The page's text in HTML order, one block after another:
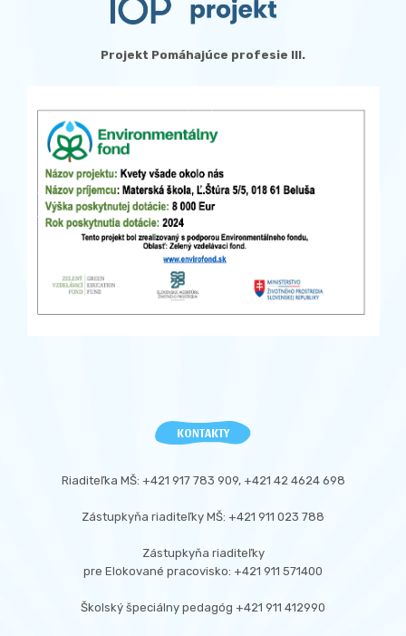
Projekt Pomáhajúce profesie III.
KONTAKTY
Riaditeľka MŠ: +421 917 783 909, +421 42 4624 698
Zástupkyňa riaditeľky MŠ: +421 911 023 788
Zástupkyňa riaditeľky
pre Elokované pracovisko: +421 911 571400
Školský špeciálny pedagóg +421 911 412990